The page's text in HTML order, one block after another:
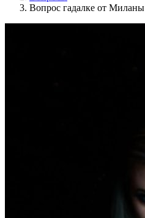
Вопрос гадалке от Миланы